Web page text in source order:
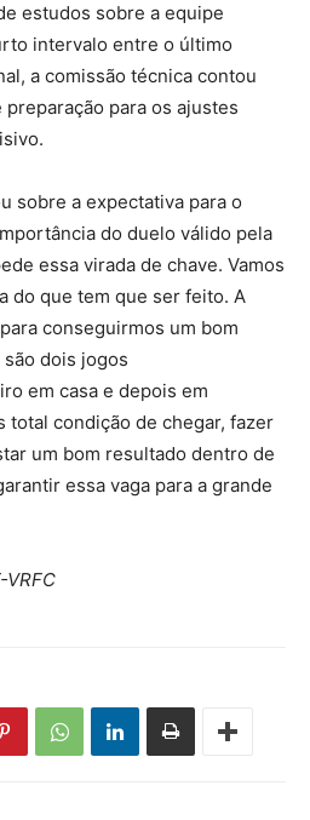
estudos sobre a equipe
intervalo entre o último
a comissão técnica contou
para os ajustes
sobre a expectativa para o
do duelo válido pela
essa virada de chave. Vamos
do que tem que ser feito. A
conseguirmos um bom
dois jogos
em casa e depois em
total condição de chegar, fazer
um bom resultado dentro de
essa vaga para a grande
VRFC